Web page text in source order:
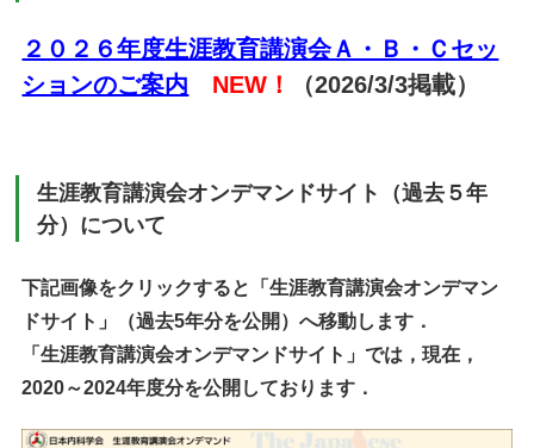
２０２６年度生涯教育講演会Ａ・Ｂ・Ｃセッ
ションのご案内
NEW！ （2026/3/3掲載）
生涯教育講演会オンデマンドサイト（過去５年
分）について
下記画像をクリックすると「生涯教育講演会オンデマン
ドサイト」（過去5年分を公開）へ移動します．
「生涯教育講演会オンデマンドサイト」では，現在，
2020～2024年度分を公開しております．